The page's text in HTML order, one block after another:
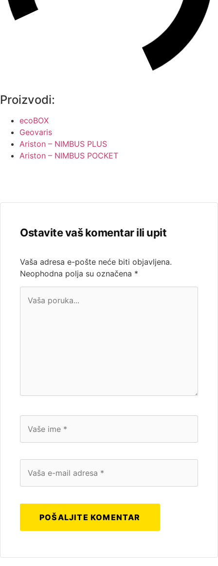
Proizvodi:
ecoBOX
Geovaris
Ariston – NIMBUS PLUS
Ariston – NIMBUS POCKET
Ostavite vaš komentar ili upit
Vaša adresa e-pošte neće biti objavljena.
Neophodna polja su označena *